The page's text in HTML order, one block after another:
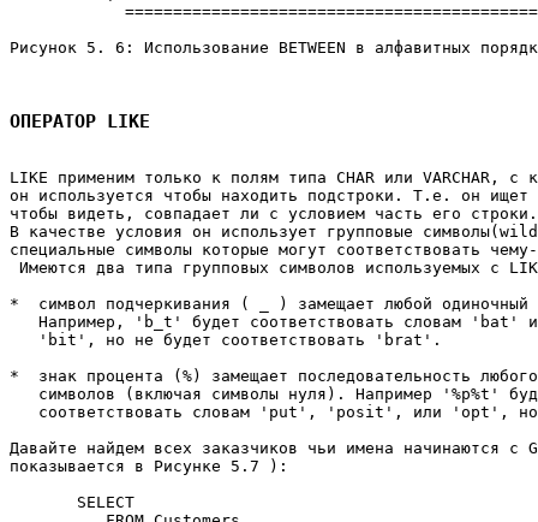
Рисунок 5. 6: Использование BETWEEN в алфавитных
ОПЕРАТОР LIKE
LIKE применим только к полям типа CHAR или VARCHAR, с
он используется чтобы находить подстроки. Т.е. он
чтобы видеть, совпадает ли с условием часть его
В качестве условия он использует групповые
специальные символы которые могут соответствовать
Имеются два типа групповых символов используемых с
*  символ подчеркивания ( _ ) замещает любой
Например, 'b_t' будет соответствовать словам 'bat'
   'bit', но не будет соответствовать 'brat'.
*  знак процента (%) замещает последовательность
символов (включая символы нуля). Например '%p%t'
соответствовать словам 'put', 'posit', или 'opt',
Давайте найдем всех заказчиков чьи имена начинаются
показывается в Рисунке 5.7 ):
       SELECT